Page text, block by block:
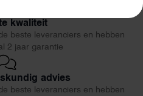
kwaliteit
beste leveranciers en hebben
2 jaar garantie
advies
beste leveranciers en hebben